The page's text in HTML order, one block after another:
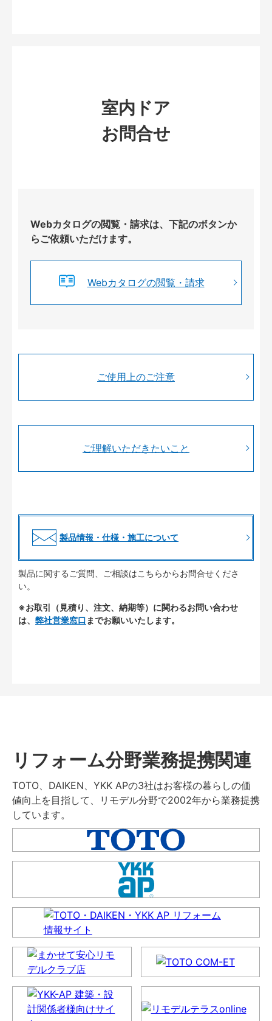
室内ドア
お問合せ
Webカタログの閲覧・請求は、下記のボタンか
らご依頼いただけます。
Webカタログの閲覧・請求
ご使用上のご注意
ご理解いただきたいこと
製品情報・仕様・施工について
製品に関するご質問、ご相談はこちらからお問合せくださ
い。
※お取引（見積り、注文、納期等）に関わるお問い合わせ
は、 弊社営業窓口 までお願いいたします。
リフォーム分野業務提携関連
TOTO、DAIKEN、YKK APの3社はお客様の暮らしの価
値向上を目指して、リモデル分野で2002年から業務提携
しています。